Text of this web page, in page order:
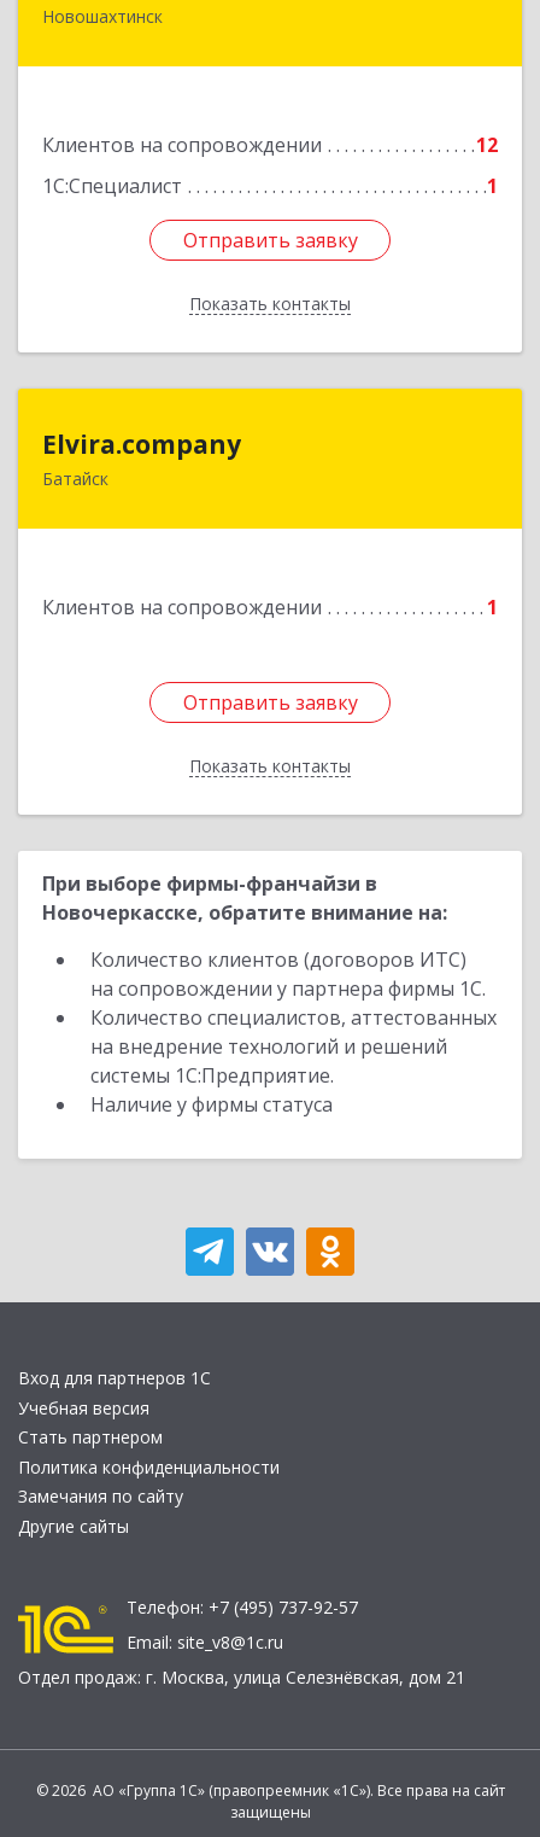
Новошахтинск
Клиентов на сопровождении
12
1С:Специалист
1
Отправить заявку
Показать контакты
346901, Ростовская обл, Новошахтинск г,
Отправить заявку
Назад
Elvira.company
Батайск
Клиентов на сопровождении 1
Отправить заявку
Показать контакты
Отправить заявку
Назад
При выборе фирмы-франчайзи в
Новочеркасске, обратите внимание на:
Количество клиентов (договоров ИТС)
на сопровождении у партнера фирмы 1С.
Количество специалистов, аттестованных
на внедрение технологий и решений
системы 1С:Предприятие.
Наличие у фирмы статуса
Вход для партнеров 1С
Учебная версия
Стать партнером
Политика конфиденциальности
Замечания по сайту
Другие сайты
Телефон: +7 (495) 737-92-57
Email: site_v8@1c.ru
Отдел продаж: г. Москва, улица Селезнёвская, дом 21
© 2026 АО «Группа 1С» (правопреемник «1С»). Все права на сайт
защищены